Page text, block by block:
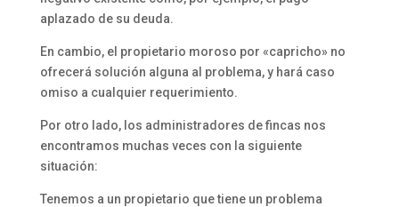
aplazado de su deuda.
En cambio, el propietario moroso por «capricho» no
ofrecerá solución alguna al problema, y hará caso
omiso a cualquier requerimiento.
Por otro lado, los administradores de fincas nos
encontramos muchas veces con la siguiente
situación:
Tenemos a un propietario que tiene un problema